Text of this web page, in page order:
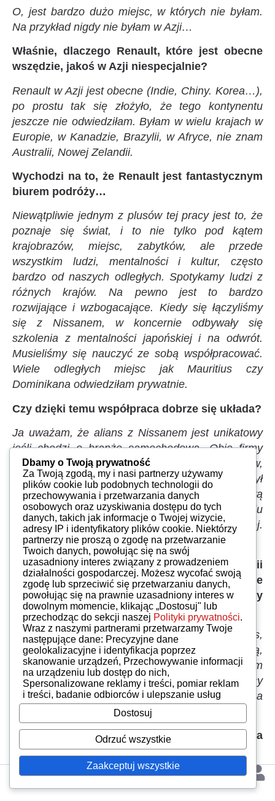
O, jest bardzo dużo miejsc, w których nie byłam.
Na przykład nigdy nie byłam w Azji…
Właśnie, dlaczego Renault, które jest obecne
wszędzie, jakoś w Azji niespecjalnie?
Renault w Azji jest obecne (Indie, Chiny. Korea…),
po prostu tak się złożyło, że tego kontynentu
jeszcze nie odwiedziłam. Byłam w wielu krajach w
Europie, w Kanadzie, Brazylii, w Afryce, nie znam
Australii, Nowej Zelandii.
Wychodzi na to, że Renault jest fantastycznym
biurem podróży…
Niewątpliwie jednym z plusów tej pracy jest to, że
poznaje się świat, i to nie tylko pod kątem
krajobrazów, miejsc, zabytków, ale przede
wszystkim ludzi, mentalności i kultur, często
bardzo od naszych odległych. Spotykamy ludzi z
różnych krajów. Na pewno jest to bardzo
rozwijające i wzbogacające. Kiedy się łączyliśmy
się z Nissanem, w koncernie odbywały się
szkolenia z mentalności japońskiej i na odwrót.
Musieliśmy się nauczyć ze sobą współpracować.
Wiele odległych miejsc jak Mauritius czy
Dominikana odwiedziłam prywatnie.
Czy dzięki temu współpraca dobrze się układa?
Ja uważam, że alians z Nissanem jest unikatowy
jeśli chodzi o branżę samochodową. Obie firmy
reprezentowały bardzo różne rynki, inny know how,
w związku z tym uzupełniamy się. Nissan otworzył
nam Azję, my Europę czy Amerykę Południową
Nissanowi. Nissan ma uznane rozwiązania napędu
4×4, my mamy małe Diesle, i tak dalej.
Niewątpliwie ten mariaż jest fantastyczny.
W tej sytuacji pokrewieństwo techniczne Dacii
nie tylko z Renault, ale i z Nissanem nie
powinno nikogo dziwić. Czy podobne efekty
przyniosą związki z Mitsubishi?
Grupa Renault to też Dacia, Samsung Motors,
mamy alians Nissanem, kontrakt z Ładą,
współpracę z Daimlerem i z Mitsubishi W zeszłym
roku sprzedaliśmy łącznie10 milionów 600 tysięcy
samochodów i byliśmy pierwszym koncernem na
świecie. Łączenie sił ma sens.
Czy przyszłość motoryzacji to konsolidacja
wielu marek w kilku koncernach?
Globalizacja postępuje od dawna i nie ma od tego
odwrotu. Niewątpliwie przyszłość motoryzacji to
Dbamy o Twoją prywatność
Za Twoją zgodą, my i nasi partnerzy używamy
plików cookie lub podobnych technologii do
przechowywania i przetwarzania danych
osobowych oraz uzyskiwania dostępu do tych
danych, takich jak informacje o Twojej wizycie,
adresy IP i identyfikatory plików cookie. Niektórzy
partnerzy nie proszą o zgodę na przetwarzanie
Twoich danych, powołując się na swój
uzasadniony interes związany z prowadzeniem
działalności gospodarczej. Możesz wycofać swoją
zgodę lub sprzeciwić się przetwarzaniu danych,
powołując się na prawnie uzasadniony interes w
dowolnym momencie, klikając „Dostosuj" lub
przechodząc do sekcji naszej Polityki prywatności.
Wraz z naszymi partnerami przetwarzamy Twoje
następujące dane: Precyzyjne dane
geolokalizacyjne i identyfikacja poprzez
skanowanie urządzeń, Przechowywanie informacji
na urządzeniu lub dostęp do nich,
Spersonalizowane reklamy i treści, pomiar reklam
i treści, badanie odbiorców i ulepszanie usług
Dostosuj
Odrzuć wszystkie
Zaakceptuj wszystkie